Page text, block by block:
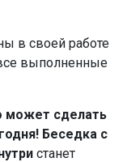
в своей работе
выполненные
может сделать
Беседка с
станет